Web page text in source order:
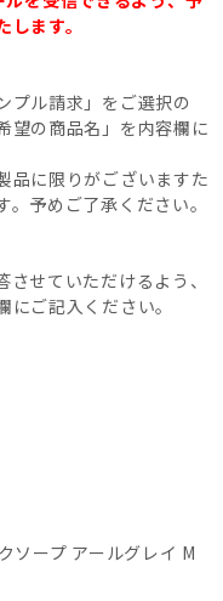
ます。
プル請求」をご選択の
の商品名」を内容欄に
品に限りがございますた
予めご了承ください。
せていただけるよう、
ご記入ください。
ソープ アールグレイ M